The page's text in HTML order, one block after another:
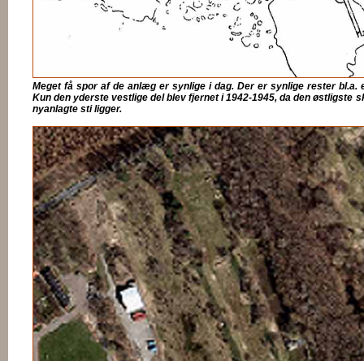
Meget få spor af de anlæg er synlige i dag. Der er synlige rester
Kun den yderste vestlige del blev fjernet i 1942-1945, da den
nyanlagte sti ligger.